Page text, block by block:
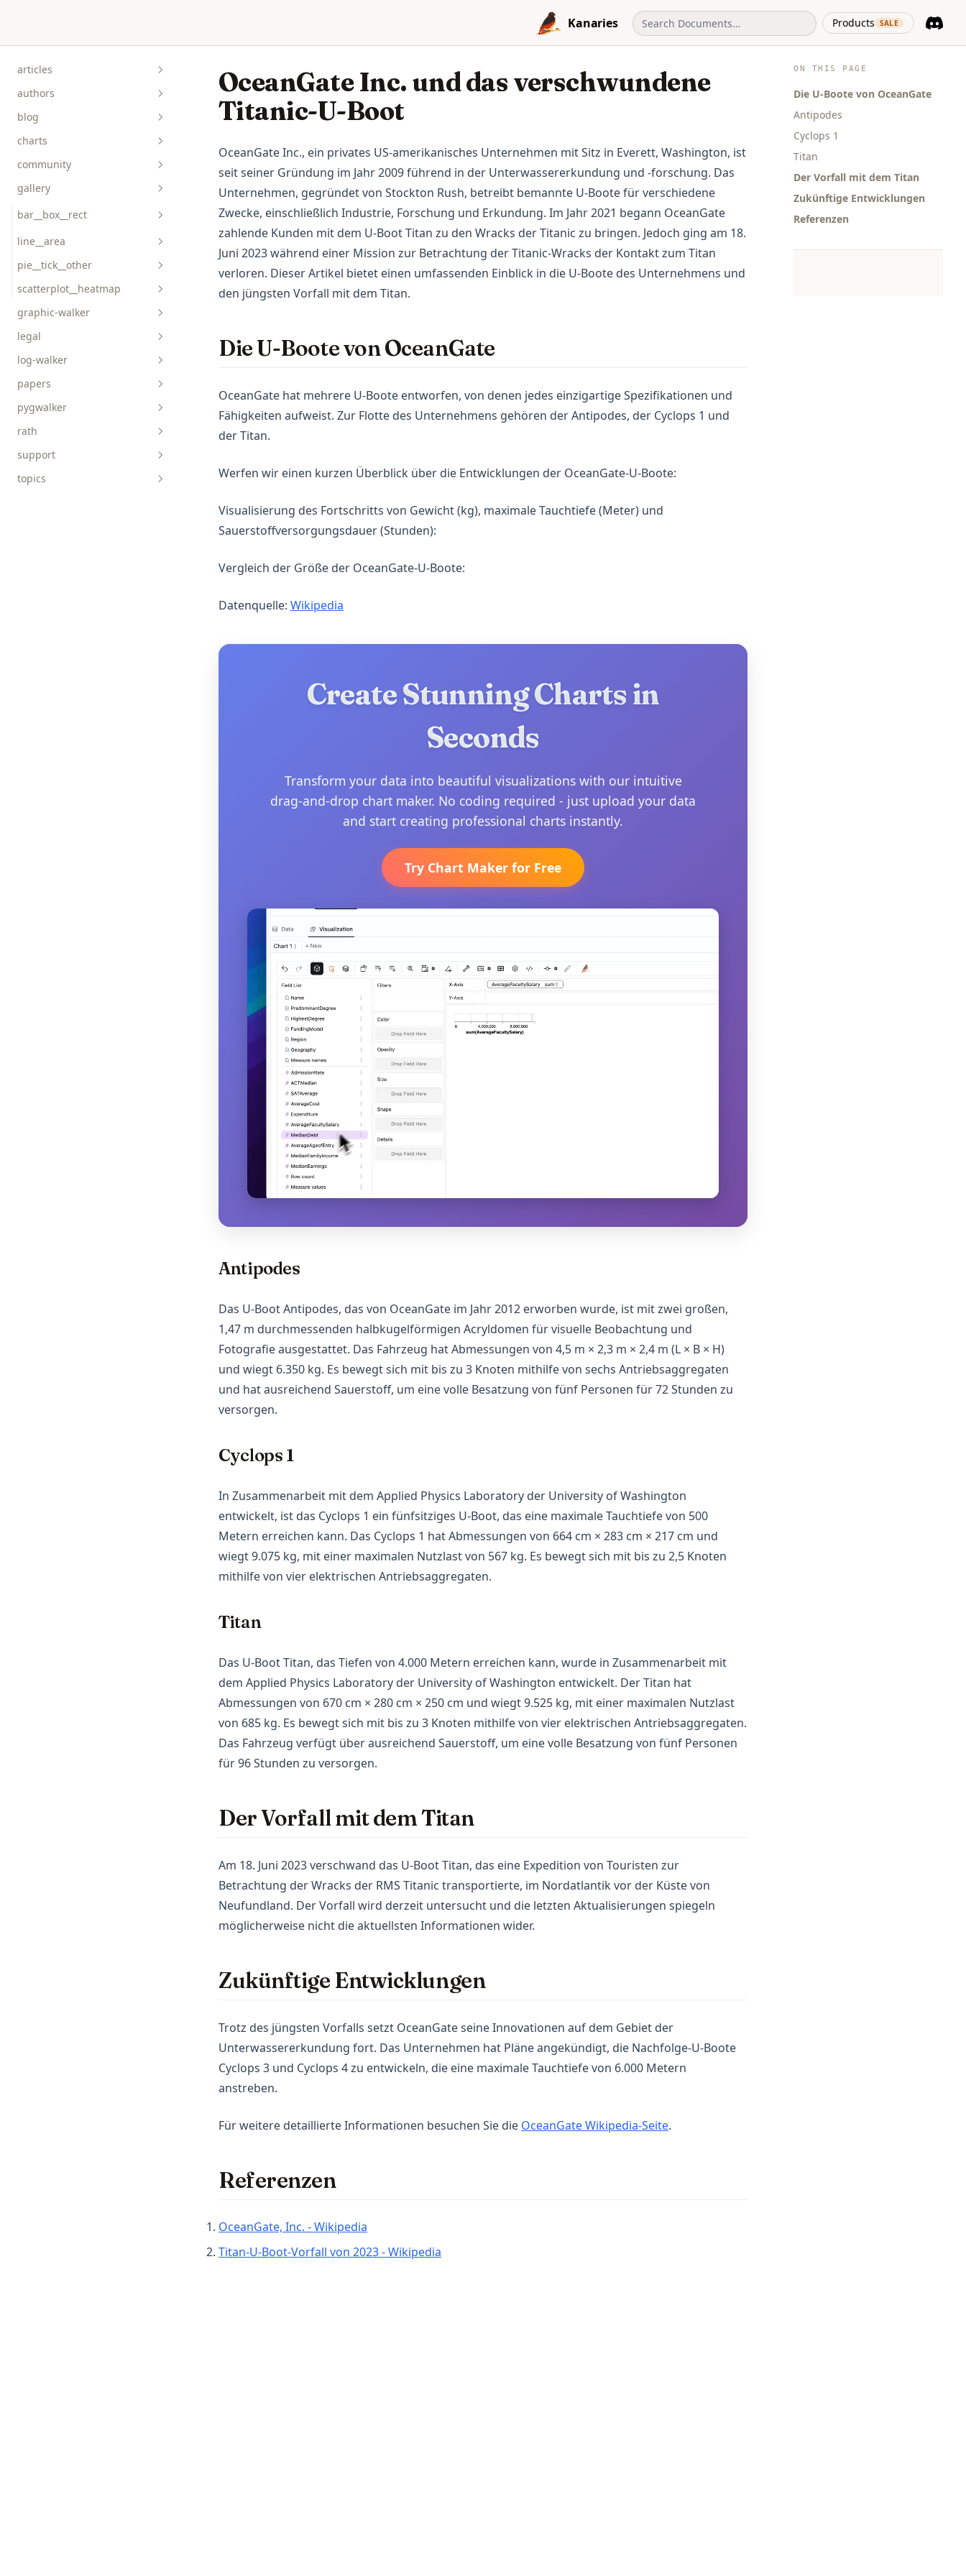
Kanaries
Products SALE
(opens in
articles
authors
blog
charts
community
gallery
bar__box__rect
line__area
pie__tick__other
scatterplot__heatmap
graphic-walker
api-reference
data-viz
guides
legal
log-walker
papers
pygwalker
api-reference
faq
tutorials
rath
connect-data
discover-causals
support
topics
ON THIS PAGE
Die U-Boote von OceanGate
Antipodes
Cyclops 1
Titan
Der Vorfall mit dem Titan
Zukünftige Entwicklungen
Referenzen
OceanGate Inc. und das verschwundene
Titanic-U-Boot
OceanGate Inc., ein privates US-amerikanisches Unternehmen mit Sitz in Everett, Washington, ist
seit seiner Gründung im Jahr 2009 führend in der Unterwassererkundung und -forschung. Das
Unternehmen, gegründet von Stockton Rush, betreibt bemannte U-Boote für verschiedene
Zwecke, einschließlich Industrie, Forschung und Erkundung. Im Jahr 2021 begann OceanGate
zahlende Kunden mit dem U-Boot Titan zu den Wracks der Titanic zu bringen. Jedoch ging am 18.
Juni 2023 während einer Mission zur Betrachtung der Titanic-Wracks der Kontakt zum Titan
verloren. Dieser Artikel bietet einen umfassenden Einblick in die U-Boote des Unternehmens und
den jüngsten Vorfall mit dem Titan.
Die U-Boote von OceanGate
OceanGate hat mehrere U-Boote entworfen, von denen jedes einzigartige Spezifikationen und
Fähigkeiten aufweist. Zur Flotte des Unternehmens gehören der Antipodes, der Cyclops 1 und
der Titan.
Werfen wir einen kurzen Überblick über die Entwicklungen der OceanGate-U-Boote:
Visualisierung des Fortschritts von Gewicht (kg), maximale Tauchtiefe (Meter) und
Sauerstoffversorgungsdauer (Stunden):
Vergleich der Größe der OceanGate-U-Boote:
Datenquelle: Wikipedia
Create Stunning Charts in
Seconds
Transform your data into beautiful visualizations with our intuitive
drag-and-drop chart maker. No coding required - just upload your data
and start creating professional charts instantly.
Try Chart Maker for Free
Antipodes
Das U-Boot Antipodes, das von OceanGate im Jahr 2012 erworben wurde, ist mit zwei großen,
1,47 m durchmessenden halbkugelförmigen Acryldomen für visuelle Beobachtung und
Fotografie ausgestattet. Das Fahrzeug hat Abmessungen von 4,5 m × 2,3 m × 2,4 m (L × B × H)
und wiegt 6.350 kg. Es bewegt sich mit bis zu 3 Knoten mithilfe von sechs Antriebsaggregaten
und hat ausreichend Sauerstoff, um eine volle Besatzung von fünf Personen für 72 Stunden zu
versorgen.
Cyclops 1
In Zusammenarbeit mit dem Applied Physics Laboratory der University of Washington
entwickelt, ist das Cyclops 1 ein fünfsitziges U-Boot, das eine maximale Tauchtiefe von 500
Metern erreichen kann. Das Cyclops 1 hat Abmessungen von 664 cm × 283 cm × 217 cm und
wiegt 9.075 kg, mit einer maximalen Nutzlast von 567 kg. Es bewegt sich mit bis zu 2,5 Knoten
mithilfe von vier elektrischen Antriebsaggregaten.
Titan
Das U-Boot Titan, das Tiefen von 4.000 Metern erreichen kann, wurde in Zusammenarbeit mit
dem Applied Physics Laboratory der University of Washington entwickelt. Der Titan hat
Abmessungen von 670 cm × 280 cm × 250 cm und wiegt 9.525 kg, mit einer maximalen Nutzlast
von 685 kg. Es bewegt sich mit bis zu 3 Knoten mithilfe von vier elektrischen Antriebsaggregaten.
Das Fahrzeug verfügt über ausreichend Sauerstoff, um eine volle Besatzung von fünf Personen
für 96 Stunden zu versorgen.
Der Vorfall mit dem Titan
Am 18. Juni 2023 verschwand das U-Boot Titan, das eine Expedition von Touristen zur
Betrachtung der Wracks der RMS Titanic transportierte, im Nordatlantik vor der Küste von
Neufundland. Der Vorfall wird derzeit untersucht und die letzten Aktualisierungen spiegeln
möglicherweise nicht die aktuellsten Informationen wider.
Zukünftige Entwicklungen
Trotz des jüngsten Vorfalls setzt OceanGate seine Innovationen auf dem Gebiet der
Unterwassererkundung fort. Das Unternehmen hat Pläne angekündigt, die Nachfolge-U-Boote
Cyclops 3 und Cyclops 4 zu entwickeln, die eine maximale Tauchtiefe von 6.000 Metern
anstreben.
Für weitere detaillierte Informationen besuchen Sie die OceanGate Wikipedia-Seite(opens in a new tab)
.
Referenzen
OceanGate, Inc. - Wikipedia
Titan-U-Boot-Vorfall von 2023 - Wikipedia